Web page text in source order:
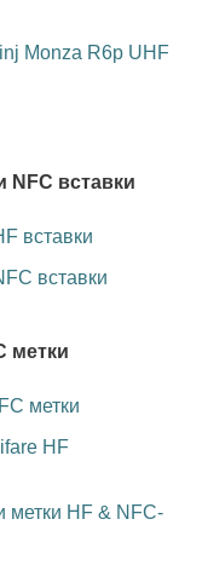
Monza R6p UHF
NFC вставки
вставки
вставки
метки
метки
HF
метки HF & NFC-